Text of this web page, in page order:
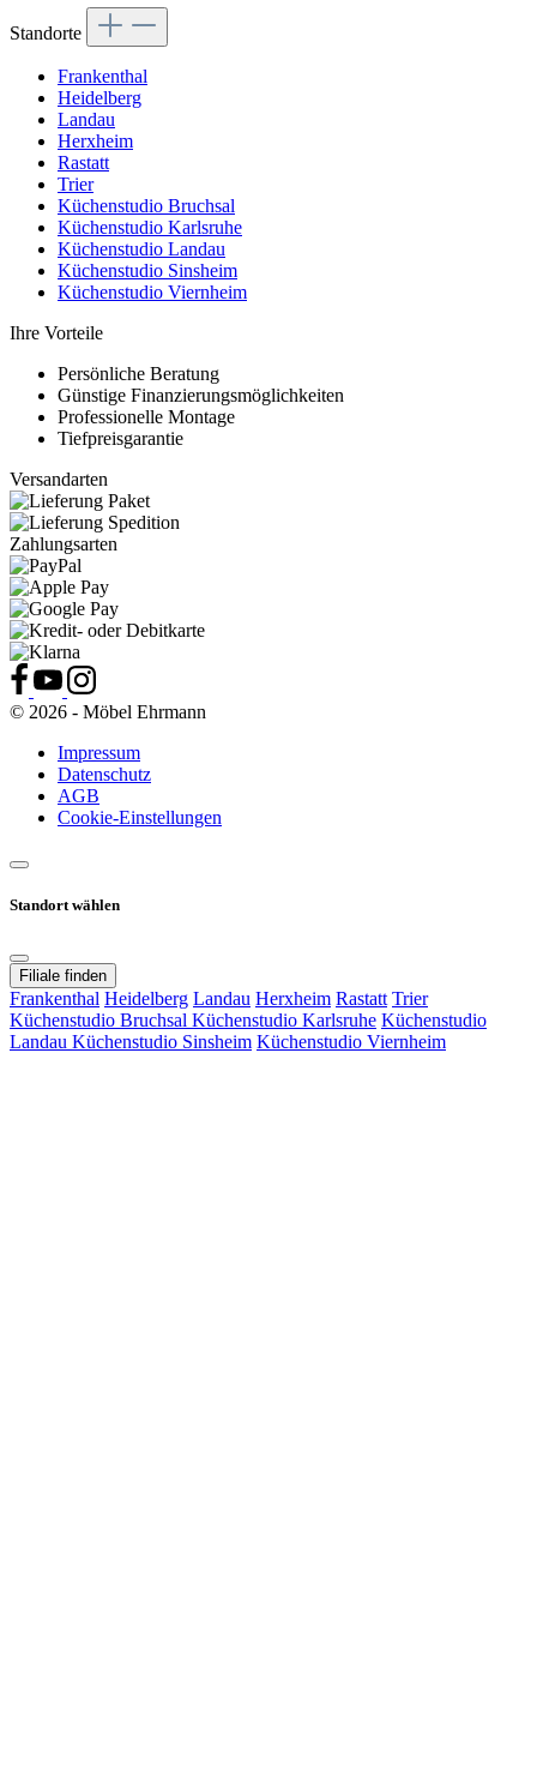
Standorte
Frankenthal
Heidelberg
Landau
Herxheim
Rastatt
Trier
Küchenstudio Bruchsal
Küchenstudio Karlsruhe
Küchenstudio Landau
Küchenstudio Sinsheim
Küchenstudio Viernheim
Ihre Vorteile
Persönliche Beratung
Günstige Finanzierungsmöglichkeiten
Professionelle Montage
Tiefpreisgarantie
Versandarten
Zahlungsarten
© 2026 - Möbel Ehrmann
Impressum
Datenschutz
AGB
Cookie-Einstellungen
Standort wählen
Filiale finden
Frankenthal Heidelberg Landau Herxheim Rastatt Trier
Küchenstudio Bruchsal Küchenstudio Karlsruhe Küchenstudio
Landau Küchenstudio Sinsheim Küchenstudio Viernheim